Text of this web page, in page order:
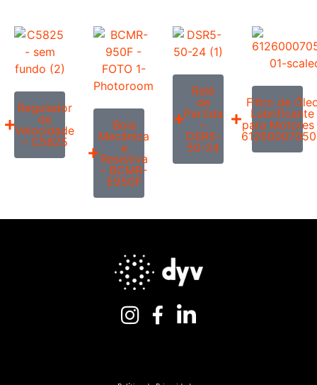
Regulador
de
Velocidade
– C5825
Boia
Mecânica
e
Resistiva
– BCMR-
E950F
Relé
de
Partida
–
DSR5-
50-24
Filtro de
Lubrificante
para Motores